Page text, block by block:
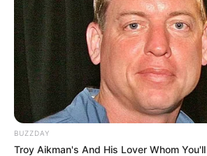
BUZZDAY
Troy Aikman's And His Lover Whom